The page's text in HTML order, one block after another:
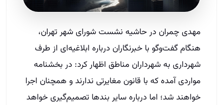
مهدی چمران در حاشیه نشست شورای شهر تهران،
هنگام گفت‌وگو با خبرنگاران درباره ابلاغیه‌ای از طرف
شهرداری به شهرداران مناطق اظهار کرد: در بخشنامه
مواردی آمده که با قانون مغایرتی ندارند و همچنان اجرا
خواهند شد؛ اما درباره سایر بندها تصمیم‌گیری خواهد